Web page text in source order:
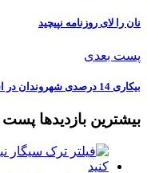
نان را لای روزنامه نپیچید
پست بعدی
بیکاری 14 درصدی شهروندان در استان البرز
بیشترین بازدیدها پست